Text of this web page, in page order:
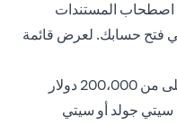
اصطحاب المستندات
فتح حسابك. لعرض قائمة
إذا كنت تتطلع إلى الاحتفاظ برصيد أعلى من 200،000 دولار
جولد أو سيتي